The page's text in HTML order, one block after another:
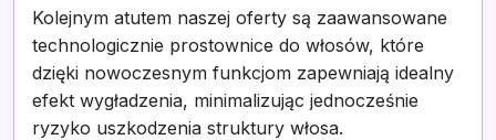
Kolejnym atutem naszej oferty są zaawansowane
technologicznie prostownice do włosów, które
dzięki nowoczesnym funkcjom zapewniają idealny
efekt wygładzenia, minimalizując jednocześnie
ryzyko uszkodzenia struktury włosa.